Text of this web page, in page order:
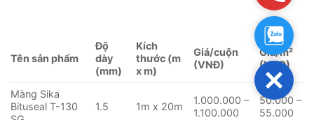
Tên sản phẩm
Độ
dày
(mm)
Kích
thước (m
x m)
Giá/cuộn
(VNĐ)
Giá/m²
(VNĐ)
Màng Sika
Bituseal T-130
1.5 1m x 20m
1.000.000 –
1.100.000
50.000 –
55.000
Close